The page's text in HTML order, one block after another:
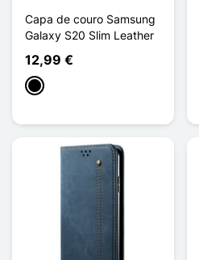
Capa de couro Samsung
Galaxy S20 Slim Leather
12,99 €
Preto